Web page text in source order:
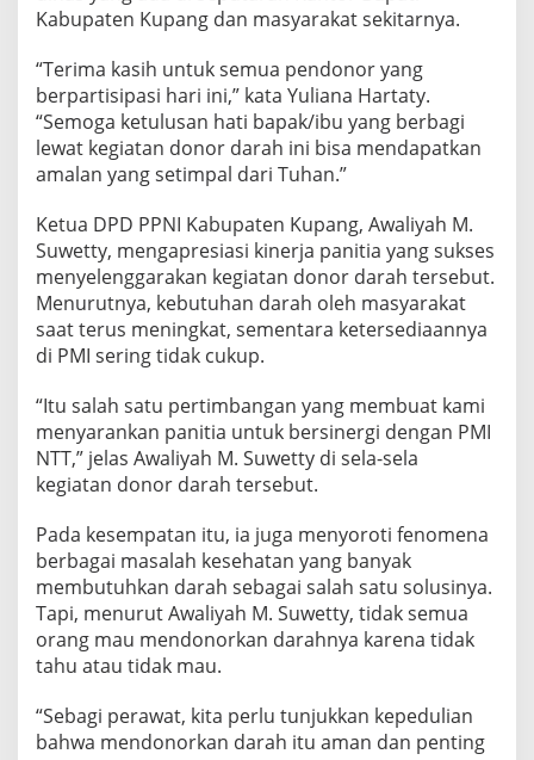
Kabupaten Kupang dan masyarakat sekitarnya.
“Terima kasih untuk semua pendonor yang
berpartisipasi hari ini,” kata Yuliana Hartaty.
“Semoga ketulusan hati bapak/ibu yang berbagi
lewat kegiatan donor darah ini bisa mendapatkan
amalan yang setimpal dari Tuhan.”
Ketua DPD PPNI Kabupaten Kupang, Awaliyah M.
Suwetty, mengapresiasi kinerja panitia yang sukses
menyelenggarakan kegiatan donor darah tersebut.
Menurutnya, kebutuhan darah oleh masyarakat
saat terus meningkat, sementara ketersediaannya
di PMI sering tidak cukup.
“Itu salah satu pertimbangan yang membuat kami
menyarankan panitia untuk bersinergi dengan PMI
NTT,” jelas Awaliyah M. Suwetty di sela-sela
kegiatan donor darah tersebut.
Pada kesempatan itu, ia juga menyoroti fenomena
berbagai masalah kesehatan yang banyak
membutuhkan darah sebagai salah satu solusinya.
Tapi, menurut Awaliyah M. Suwetty, tidak semua
orang mau mendonorkan darahnya karena tidak
tahu atau tidak mau.
“Sebagi perawat, kita perlu tunjukkan kepedulian
bahwa mendonorkan darah itu aman dan penting